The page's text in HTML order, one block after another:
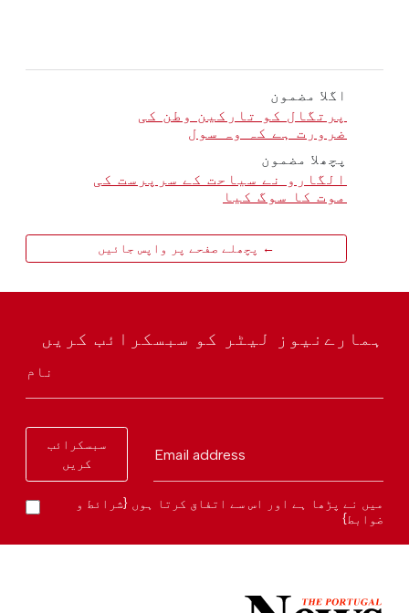
اگلا مضمون
پرتگال کو تارکین وطن کی
ضرورت ہے کہ وہ سول
پچھلا مضمون
الگارو نے سیاحت کے سرپرست کی
موت کا سوگ کیا
← پچھلے صفحے پر واپس جائیں
ہمارےنیوز لیٹر کو سبسکرائب کریں
نام
Email address
سبسکرائب
کریں
میں نے پڑھا ہے اور اس سے اتفاق کرتا ہوں {شرائط و
ضوابط}